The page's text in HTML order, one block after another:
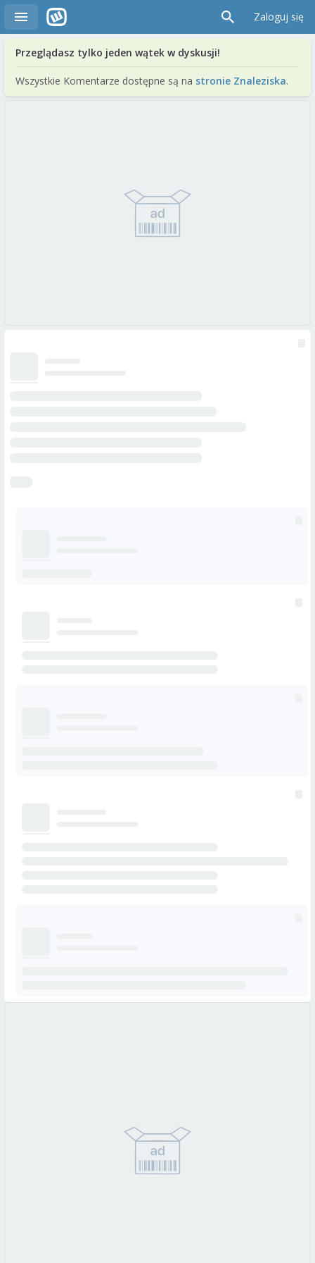
Zaloguj się
Przeglądasz tylko jeden wątek w dyskusji!
Wszystkie Komentarze dostępne są na stronie Znaleziska.